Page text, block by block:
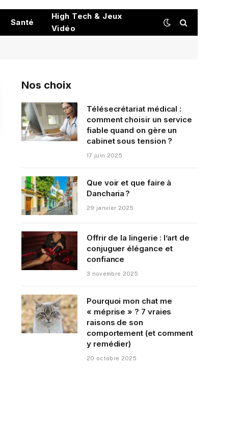
Santé
High Tech & Jeux
Vidéo
Nos choix
Télésecrétariat médical :
comment choisir un service
fiable quand on gère un
cabinet sous tension ?
17 juin 2025
Que voir et que faire à
Dancharia ?
29 janvier 2025
Offrir de la lingerie : l’art de
conjuguer élégance et
confiance
3 novembre 2025
Pourquoi mon chat me
« méprise » ? 7 vraies
raisons de son
comportement (et comment
y remédier)
20 octobre 2025